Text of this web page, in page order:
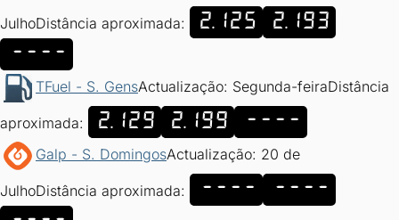
JulhoDistância aproximada: 2.125
2.193
----
TFuel - S. GensActualização: Segunda-feiraDistância
aproximada: 2.129 2.199 ----
Galp - S. DomingosActualização: 20 de
JulhoDistância aproximada: ----
----